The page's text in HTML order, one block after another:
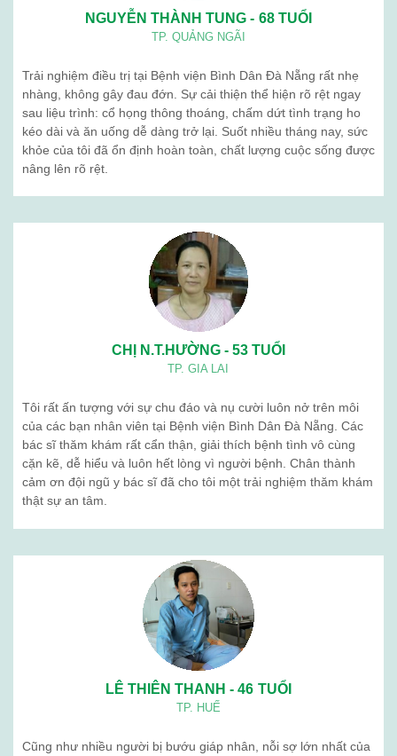
NGUYỄN THÀNH TUNG - 68 TUỔI
TP. QUẢNG NGÃI
Trải nghiệm điều trị tại Bệnh viện Bình Dân Đà Nẵng rất nhẹ
nhàng, không gây đau đớn. Sự cải thiện thể hiện rõ rệt ngay
sau liệu trình: cổ họng thông thoáng, chấm dứt tình trạng ho
kéo dài và ăn uống dễ dàng trở lại. Suốt nhiều tháng nay, sức
khỏe của tôi đã ổn định hoàn toàn, chất lượng cuộc sống được
nâng lên rõ rệt.
CHỊ N.T.HƯỜNG - 53 TUỔI
TP. GIA LAI
Tôi rất ấn tượng với sự chu đáo và nụ cười luôn nở trên môi
của các bạn nhân viên tại Bệnh viện Bình Dân Đà Nẵng. Các
bác sĩ thăm khám rất cẩn thận, giải thích bệnh tình vô cùng
cặn kẽ, dễ hiểu và luôn hết lòng vì người bệnh. Chân thành
cảm ơn đội ngũ y bác sĩ đã cho tôi một trải nghiệm thăm khám
thật sự an tâm.
LÊ THIÊN THANH - 46 TUỔI
TP. HUẾ
Cũng như nhiều người bị bướu giáp nhân, nỗi sợ lớn nhất của